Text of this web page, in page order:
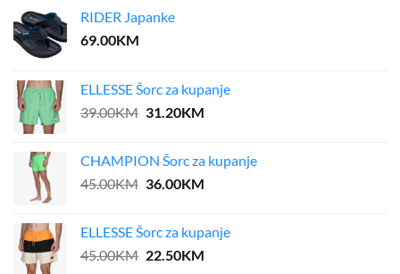
RIDER Japanke
69.00KM
ELLESSE Šorc za kupanje
39.00KM Original
39.00KM.
31.20KMCurrent
31.20KM.
CHAMPION Šorc za kupanje
45.00KM Original
45.00KM.
36.00KMCurrent
36.00KM.
ELLESSE Šorc za kupanje
45.00KM Original
22.50KMCurrent